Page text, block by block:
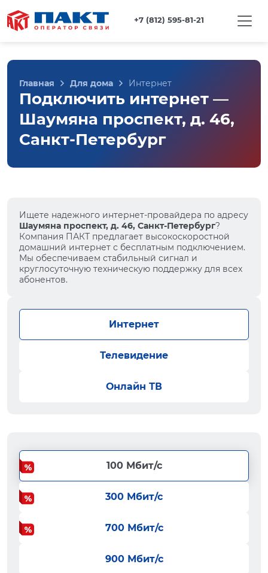
+7 (812) 595-81-21
Главная Для дома Интернет
Подключить интернет —
Шаумяна проспект, д. 46,
Санкт-Петербург
Ищете надежного интернет-провайдера по адресу
Шаумяна проспект, д. 46, Санкт-Петербург?
Компания ПАКТ предлагает высокоскоростной
домашний интернет с бесплатным подключением.
Мы обеспечиваем стабильный сигнал и
круглосуточную техническую поддержку для всех
абонентов.
Интернет
Телевидение
Онлайн ТВ
100 Мбит/с
300 Мбит/с
700 Мбит/с
900 Мбит/с